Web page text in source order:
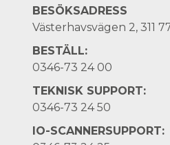
BESÖKSADRESS
Västerhavsvägen 2, 311
BESTÄLL:
0346-73 24 00
TEKNISK SUPPORT:
0346-73 24 50
IO-SCANNERSUPPORT: